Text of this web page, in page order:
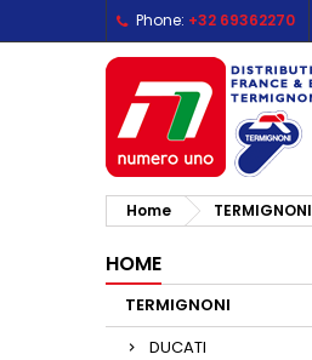
Phone: +32 69362270
Home TERMIGNONI
HOME
TERMIGNONI
DUCATI